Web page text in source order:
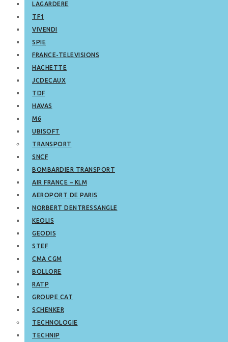
LAGARDERE
TF1
VIVENDI
SPIE
FRANCE-TELEVISIONS
HACHETTE
JCDECAUX
TDF
HAVAS
M6
UBISOFT
TRANSPORT
SNCF
BOMBARDIER TRANSPORT
AIR FRANCE – KLM
AEROPORT DE PARIS
NORBERT DENTRESSANGLE
KEOLIS
GEODIS
STEF
CMA CGM
BOLLORE
RATP
GROUPE CAT
SCHENKER
TECHNOLOGIE
TECHNIP